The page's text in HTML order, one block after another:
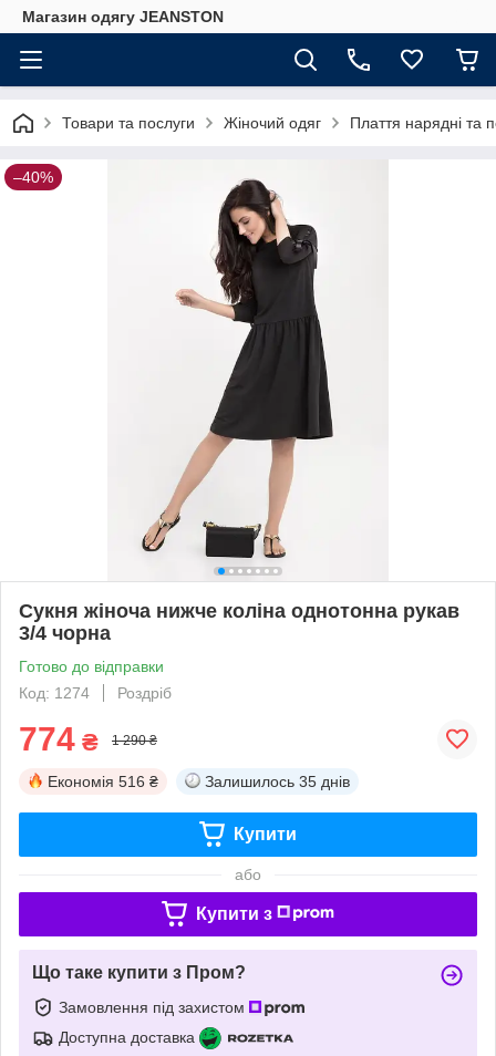
Магазин одягу JEANSTON
Товари та послуги Жіночий одяг Плаття нарядні та
–40%
Сукня жіноча нижче коліна однотонна рукав
3/4 чорна
Готово до відправки
Код: 1274
Роздріб
774 ₴ 1 290 ₴
Економія 516 ₴ Залишилось 35 днів
Купити
або
Купити з
Що таке купити з Пром?
Замовлення під захистом
Доступна доставка